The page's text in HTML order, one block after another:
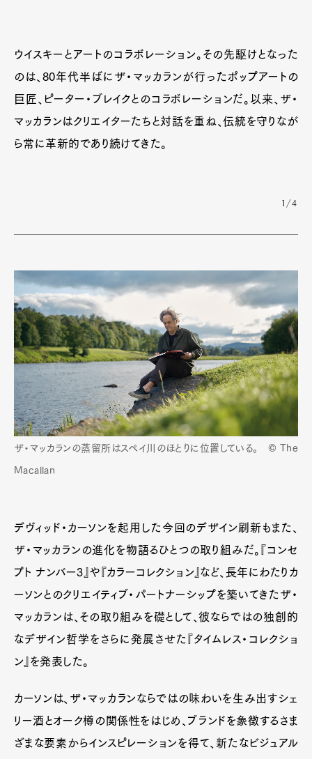
ProductCultureLifestyle
ウイスキーとアートのコラボレーション。その先駆けとなった
のは、80年代半ばにザ・マッカランが行ったポップアートの
巨匠、ピーター・ブレイクとのコラボレーションだ。以来、ザ・
マッカランはクリエイターたちと対話を重ね、伝統を守りなが
ら常に革新的であり続けてきた。
1/4
ザ・マッカランの蒸留所はスペイ川のほとりに位置している。 © The
Macallan
デヴィッド・カーソンを起用した今回のデザイン刷新もまた、
ザ・マッカランの進化を物語るひとつの取り組みだ。『コンセ
プト ナンバー3』や『カラーコレクション』など、長年にわたりカ
ーソンとのクリエイティブ・パートナーシップを築いてきたザ・
マッカランは、その取り組みを礎として、彼ならではの独創的
なデザイン哲学をさらに発展させた『タイムレス・コレクショ
ン』を発表した。
カーソンは、ザ・マッカランならではの味わいを生み出すシェ
リー酒とオーク樽の関係性をはじめ、ブランドを象徴するさま
ざまな要素からインスピレーションを得て、新たなビジュアル